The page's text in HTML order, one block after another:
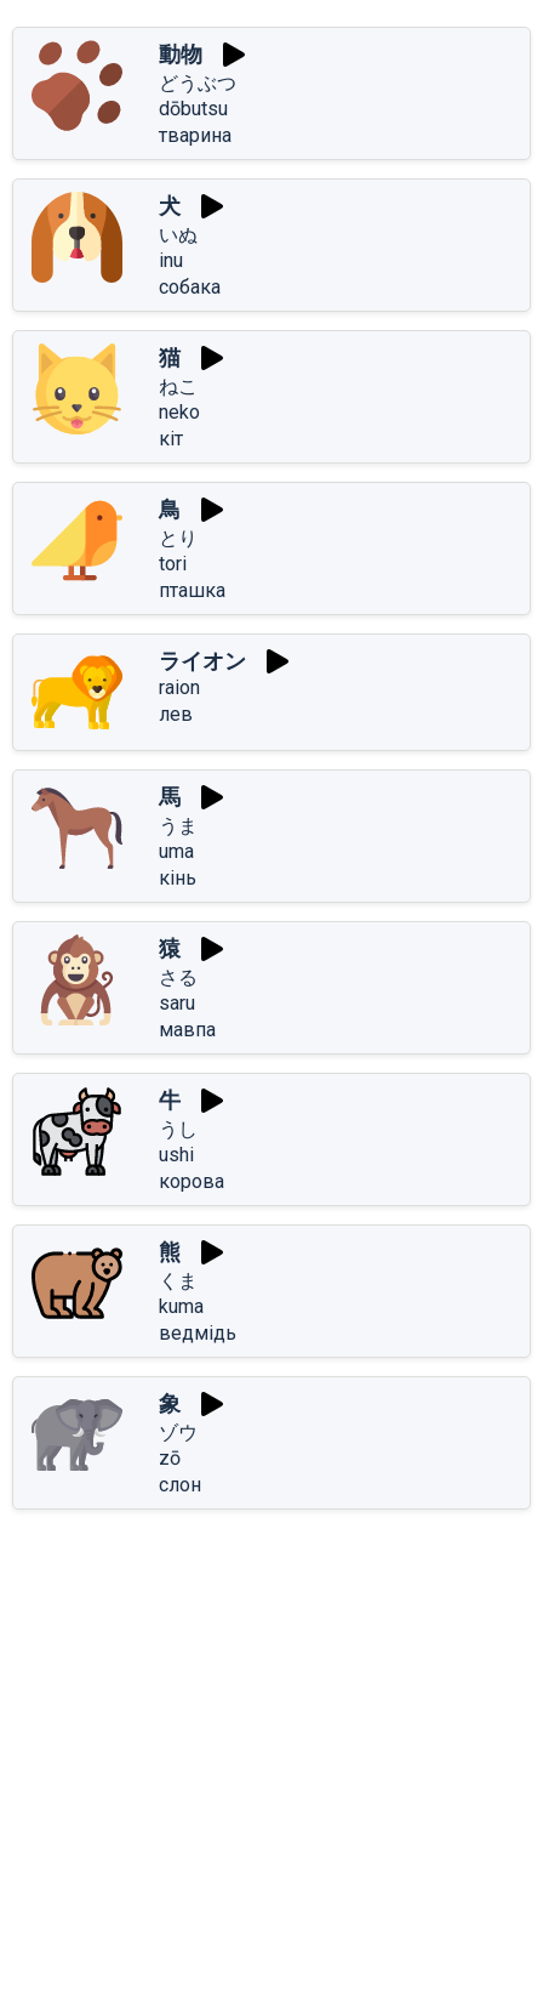
動物
どうぶつ
dōbutsu
тварина
犬
いぬ
inu
собака
猫
ねこ
neko
кіт
鳥
とり
tori
пташка
ライオン
raion
лев
馬
うま
uma
кінь
猿
さる
saru
мавпа
牛
うし
ushi
корова
熊
くま
kuma
ведмідь
象
ゾウ
zō
слон